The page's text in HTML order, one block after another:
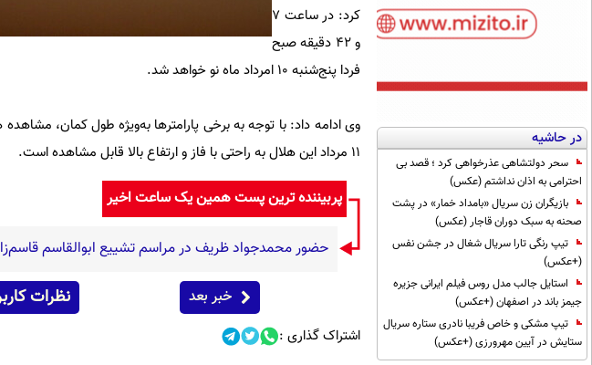
در حاشیه
سحر دولتشاهی عذرخواهی کرد ؛ قصد بی
احترامی به اذان نداشتم (عکس)
بازیگران زن سریال «بامداد خمار» در پشت
صحنه به سبک دوران قاجار (عکس)
تیپ رنگی تارا سریال شغال در جشن نفس
(+عکس)
استایل جالب مدل روس فیلم ایرانی جزیره
جیمز باند در اصفهان (+عکس)
تیپ مشکی و خاص فریبا نادری ستاره سریال
ستایش در آیین مهرورزی (+عکس)
کرد: در ساعت ۷
و ۴۲ دقیقه صبح
فردا پنج‌شنبه ۱۰ امرداد ماه نو خواهد شد.
۱۱ مرداد این هلال به راحتی با فاز و ارتفاع بالا قابل مشاهده است.
پربیننده ترین پست همین یک ساعت اخیر
حضور محمدجواد ظریف در مراسم تشییع ابوالقاسم
خبر بعد نظرات
اشتراک گذاری :